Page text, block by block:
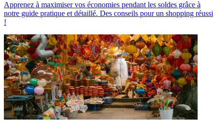
Apprenez à maximiser vos économies pendant les soldes grâce à
notre guide pratique et détaillé. Des conseils pour un shopping réussi
!